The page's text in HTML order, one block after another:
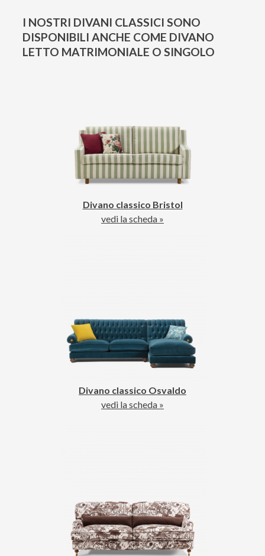
I NOSTRI DIVANI CLASSICI SONO
DISPONIBILI ANCHE COME DIVANO
LETTO MATRIMONIALE O SINGOLO
Divano classico Bristol
vedi la scheda »
Divano classico Osvaldo
vedi la scheda »